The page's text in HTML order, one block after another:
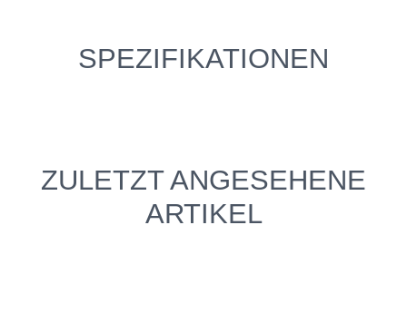
SPEZIFIKATIONEN
ZULETZT ANGESEHENE
ARTIKEL